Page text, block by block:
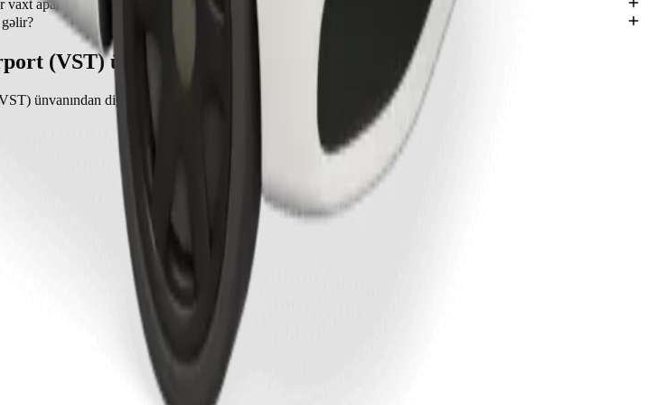
aparacaq?
50 dəq çəkir.
haqqı təxminən 795,10 SEK SEK təşkil edir.
(VST) ünvanından gedişlər
ünvanından digər yerlərə səyahət üçün populyar ideyalar.